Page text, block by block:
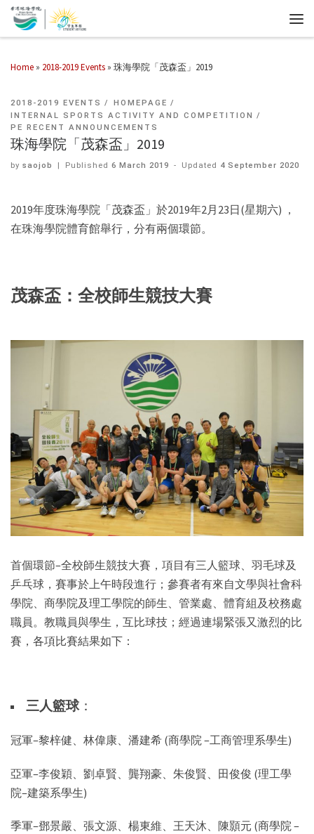
Home » 2018-2019 Events » 珠海學院「茂森盃」2019
2018-2019 EVENTS
HOMEPAGE
INTERNAL SPORTS ACTIVITY AND COMPETITION
PE RECENT ANNOUNCEMENTS
珠海學院「茂森盃」2019
by saojob | Published6 March 2019 - Updated 4 September 2020
2019年度珠海學院「茂森盃」於2019年2月23日(星期六) ，
在珠海學院體育館舉行，分有兩個環節。
茂森盃：全校師生競技大賽
首個環節–全校師生競技大賽，項目有三人籃球、羽毛球及
乒乓球，賽事於上午時段進行；參賽者有來自文學與社會科
學院、商學院及理工學院的師生、管業處、體育組及校務處
職員。教職員與學生，互比球技；經過連場緊張又激烈的比
賽，各項比賽結果如下：
三人籃球：
冠軍–黎梓健、林偉康、潘建希 (商學院 –工商管理系學生)
亞軍–李俊穎、劉卓賢、龔翔豪、朱俊賢、田俊俊 (理工學
院–建築系學生)
季軍–鄧景嚴、張文源、楊東維、王天沐、陳顥元 (商學院 –